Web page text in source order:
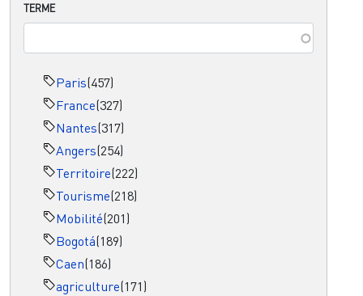
TERME
Paris(457)
France(327)
Nantes(317)
Angers(254)
Territoire(222)
Tourisme(218)
Mobilité(201)
Bogotá(189)
Caen(186)
agriculture(171)